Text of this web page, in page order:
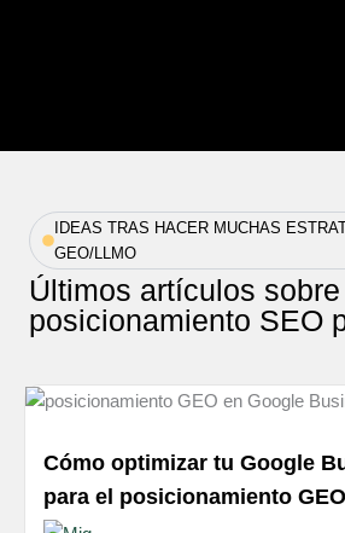
IDEAS TRAS HACER MUCHAS
GEO/LLMO
Últimos artículos sobre
posicionamiento SEO
Cómo optimizar tu Google
para el posicionamiento GEO